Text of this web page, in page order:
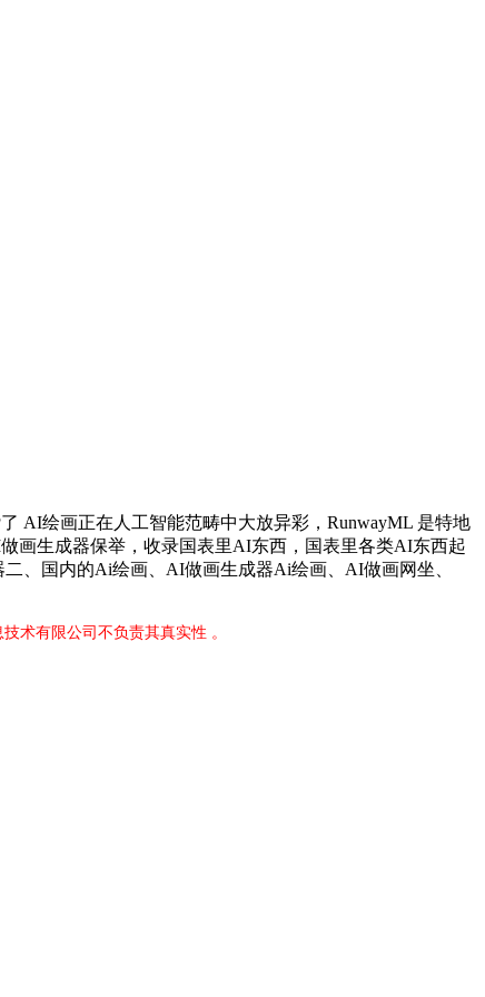
AI绘画正在人工智能范畴中大放异彩，RunwayML 是特地
画生成器保举，收录国表里AI东西，国表里各类AI东西起
、国内的Ai绘画、AI做画生成器Ai绘画、AI做画网坐、
术有限公司不负责其真实性 。